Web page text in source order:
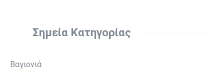
Σημεία Κατηγορίας
Βαγιονιά